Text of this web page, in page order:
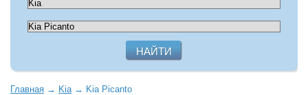
Главная → Kia→ Kia Picanto